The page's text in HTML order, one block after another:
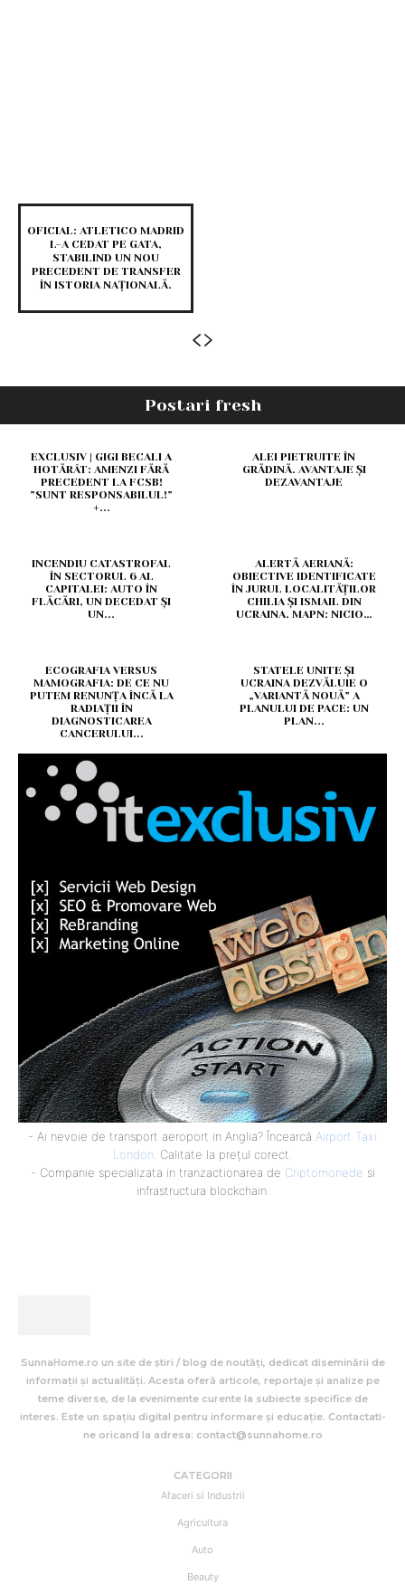
OFICIAL: ATLETICO MADRID
L-A CEDAT PE GATA,
STABILIND UN NOU
PRECEDENT DE TRANSFER
ÎN ISTORIA NAȚIONALĂ.
Postari fresh
EXCLUSIV | GIGI BECALI A
HOTĂRÂT: AMENZI FĂRĂ
PRECEDENT LA FCSB!
”SUNT RESPONSABILUL!”
+...
ALEI PIETRUITE ÎN
GRĂDINĂ. AVANTAJE ȘI
DEZAVANTAJE
INCENDIU CATASTROFAL
ÎN SECTORUL 6 AL
CAPITALEI: AUTO ÎN
FLĂCĂRI, UN DECEDAT ȘI
UN...
ALERTĂ AERIANĂ:
OBIECTIVE IDENTIFICATE
ÎN JURUL LOCALITĂȚILOR
CHILIA ȘI ISMAIL DIN
UCRAINA. MAPN: NICIO…
ECOGRAFIA VERSUS
MAMOGRAFIA: DE CE NU
PUTEM RENUNȚA ÎNCĂ LA
RADIAȚII ÎN
DIAGNOSTICAREA
CANCERULUI...
STATELE UNITE ȘI
UCRAINA DEZVĂLUIE O
„VARIANTĂ NOUĂ” A
PLANULUI DE PACE: UN
PLAN...
- Ai nevoie de transport aeroport in Anglia? Încearcă Airport Taxi
London. Calitate la prețul corect.
- Companie specializata in tranzactionarea de Criptomonede si
infrastructura blockchain.
SunnaHome.ro un site de știri / blog de noutăți, dedicat diseminării de
informații și actualități. Acesta oferă articole, reportaje și analize pe
teme diverse, de la evenimente curente la subiecte specifice de
interes. Este un spațiu digital pentru informare și educație. Contactati-
ne oricand la adresa: contact@sunnahome.ro
CATEGORII
Afaceri si Industrii
Agricultura
Auto
Beauty